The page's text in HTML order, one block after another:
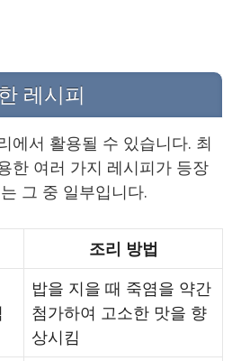
레시피
에서 활용될 수 있습니다. 최
한 여러 가지 레시피가 등장
그 중 일부입니다.
조리 방법
밥을 지을 때 죽염을 약간
첨가하여 고소한 맛을 향
상시킴